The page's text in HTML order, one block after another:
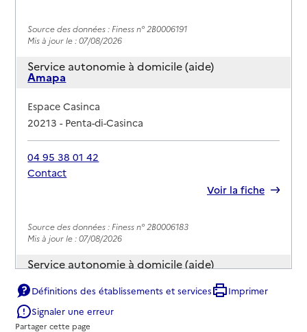
Source des données : Finess n° 2B0006191
Mis à jour le : 07/08/2026
Service autonomie à domicile (aide)
Amapa
Adresse
Espace Casinca
20213-Penta-di-Casinca
04 95 38 01 42
Contact
Voir la fiche
Source des données : Finess n° 2B0006183
Mis à jour le : 07/08/2026
Service autonomie à domicile (aide)
Adresse
16 avenue Émile Sari
20200
Définitions des établissements et services
Imprimer
Signaler une erreur
Partager cette page